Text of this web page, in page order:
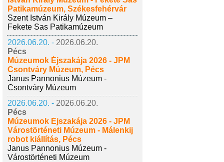
Patikamúzeum, Székesfehérvár
Szent István Király Múzeum –
Fekete Sas Patikamúzeum
2026.06.20. - 2026.06.20.
Pécs
Múzeumok Éjszakája 2026 - JPM
Csontváry Múzeum, Pécs
Janus Pannonius Múzeum -
Csontváry Múzeum
2026.06.20. - 2026.06.20.
Pécs
Múzeumok Éjszakája 2026 - JPM
Várostörténeti Múzeum - Málenkij
robot kiállítás, Pécs
Janus Pannonius Múzeum -
Várostörténeti Múzeum